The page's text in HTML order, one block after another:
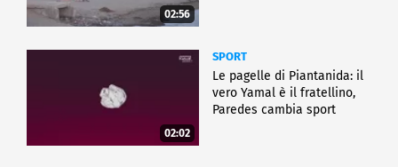
02:56
02:02
SPORT
Le pagelle di Piantanida: il
vero Yamal è il fratellino,
Paredes cambia sport